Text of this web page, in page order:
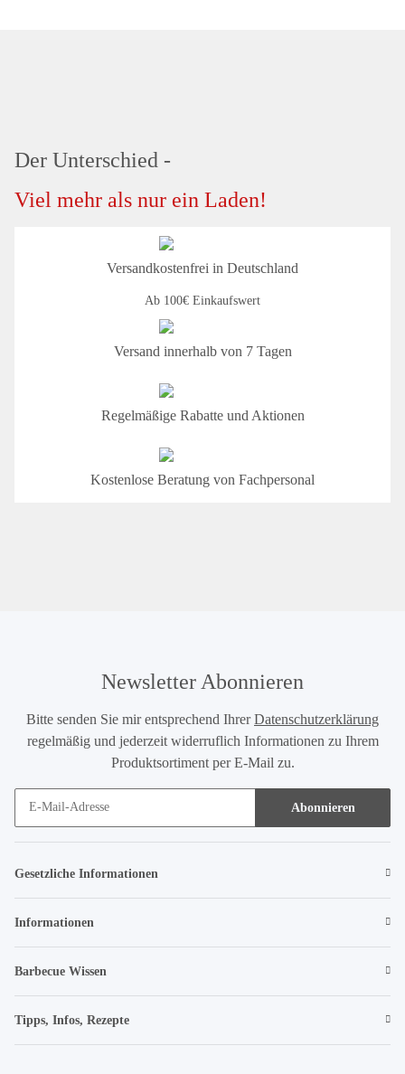
Der Unterschied -
Viel mehr als nur ein Laden!
Versandkostenfrei in Deutschland
Ab 100€ Einkaufswert
Versand innerhalb von 7 Tagen
Regelmäßige Rabatte und Aktionen
Kostenlose Beratung von Fachpersonal
Newsletter Abonnieren
Bitte senden Sie mir entsprechend IhrerDatenschutzerklärung
regelmäßig und jederzeit widerruflich Informationen zu Ihrem
Produktsortiment per E-Mail zu.
Abonnieren
Gesetzliche Informationen
Informationen
Barbecue Wissen
Tipps, Infos, Rezepte